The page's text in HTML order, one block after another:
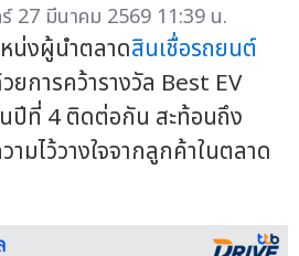
27 มีนาคม 2569 11:39 น.
น่งผู้นำตลาดสินเชื่อรถยนต์
ยการคว้ารางวัล Best EV
ปีที่ 4 ติดต่อกัน สะท้อนถึง
มไว้วางใจจากลูกค้าในตลาด